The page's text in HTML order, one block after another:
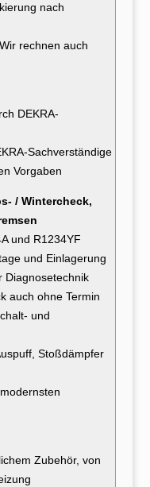
nach
rechnen auch
DEKRA-
Sachverständige
Vorgaben
/ Wintercheck,
und R1234YF
und Einlagerung
Diagnosetechnik
auch ohne Termin
und
Stoßdämpfer
Zubehör, von